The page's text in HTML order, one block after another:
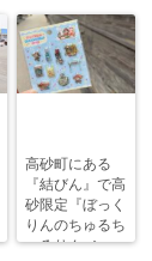
高砂町にある
『結びん』で高
砂限定『ぼっく
りんのちゅるち
ゅるりん♪シー